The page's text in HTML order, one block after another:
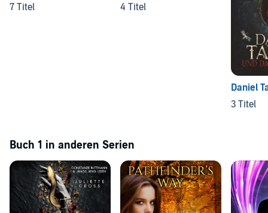
7 Titel
4 Titel
Daniel
3 Titel
Buch 1 in anderen Serien